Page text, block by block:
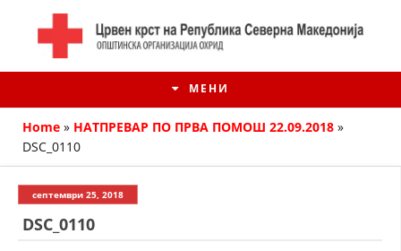
МЕНИ
Home » НАТПРЕВАР ПО ПРВА ПОМОШ 22.09.2018 »
DSC_0110
септември 25, 2018
DSC_0110